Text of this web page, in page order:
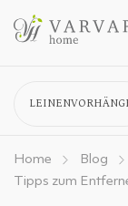
Home Blog
Tipps zum